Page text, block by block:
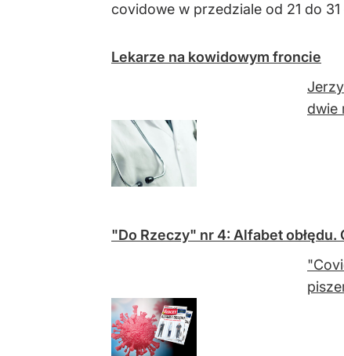
covidowe w przedziale od 21 do 31
Lekarze na kowidowym froncie
dwie
"Do Rzeczy" nr 4: Alfabet obłędu.